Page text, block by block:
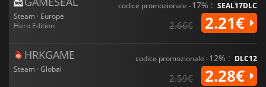
Steam · Europe
Hero Edition
codice promozionale -17% : SEAL17DLC
2.66€ 2.21€
HRKGAME
Steam · Global
codice promozionale -12% : DLC12
2.59€ 2.28€